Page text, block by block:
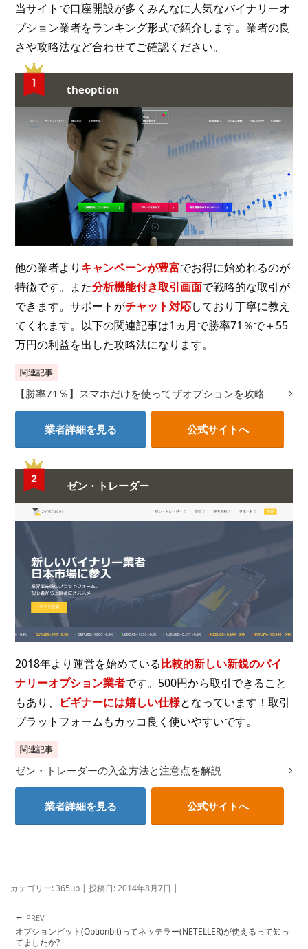
当サイトで口座開設が多くみんなに人気なバイナリーオ
プション業者をランキング形式で紹介します。業者の良
さや攻略法など合わせてご確認ください。
theoption
他の業者より キャンペーンが豊富でお得に始めれるのが
特徴です。また分析機能付き取引画面で戦略的な取引が
できます。サポートがチャット対応しており丁寧に教え
てくれます。以下の関連記事は1ヵ月で勝率71％で＋55
万円の利益を出した攻略法になります。
関連記事
【勝率71％】スマホだけを使ってザオプションを攻略
業者詳細を見る 公式サイトへ
ゼン・トレーダー
2018年より運営を始めている比較的新しい新鋭のバイ
ナリーオプション業者です。500円から取引できること
もあり、
ビギナーには嬉しい仕様となっています！取引
プラットフォームもカッコ良く使いやすいです。
関連記事
ゼン・トレーダーの入金方法と注意点を解説
業者詳細を見る 公式サイトへ
カテゴリー:365up | 投稿日:2014年8月7日 |
投稿ナビゲーション
←
オプションビット(Optionbit)ってネッテラー(NETELLER)が使えるって知っ
てましたか?